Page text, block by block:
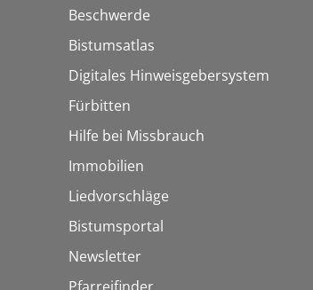
Beschwerde
Bistumsatlas
Digitales Hinweisgebersystem
Fürbitten
Hilfe bei Missbrauch
Immobilien
Liedvorschläge
Bistumsportal
Newsletter
Pfarreifinder